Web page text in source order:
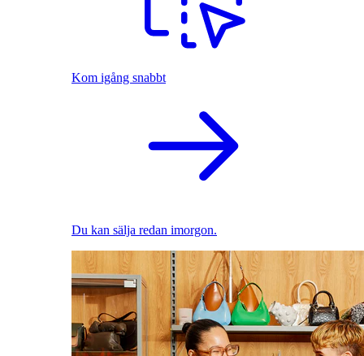
Kom igång snabbt
Du kan sälja redan imorgon.